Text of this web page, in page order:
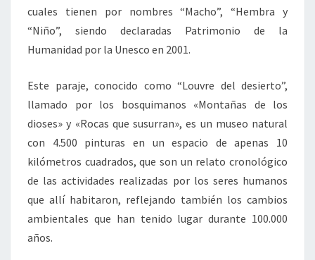
cuales tienen por nombres “Macho”, “Hembra y
“Niño”, siendo declaradas Patrimonio de la
Humanidad por la Unesco en 2001.
Este paraje, conocido como “Louvre del desierto”,
llamado por los bosquimanos «Montañas de los
dioses» y «Rocas que susurran», es un museo natural
con 4.500 pinturas en un espacio de apenas 10
kilómetros cuadrados, que son un relato cronológico
de las actividades realizadas por los seres humanos
que allí habitaron, reflejando también los cambios
ambientales que han tenido lugar durante 100.000
años.